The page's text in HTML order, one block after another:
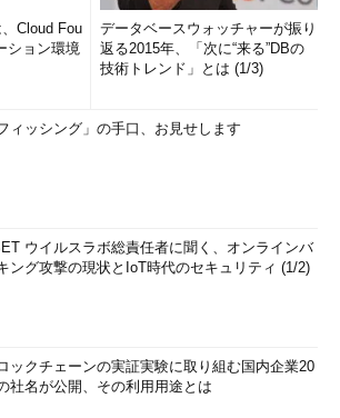
Cloud Fou
ション環境
データベースウォッチャーが振り
返る2015年、「次に“来る”DBの
技術トレンド」とは (1/3)
フィッシング」の手口、お見せします
ウイルスラボ総責任者に聞く、オンラインバ
ング攻撃の現状とIoT時代のセキュリティ (1/2)
ックチェーンの実証実験に取り組む国内企業20
社名が公開、その利用用途とは